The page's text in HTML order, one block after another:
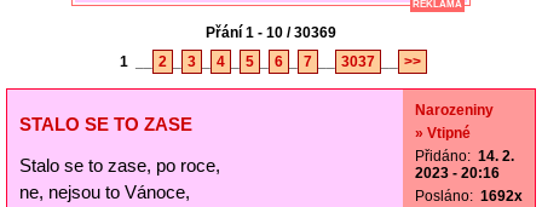
REKLAMA
Přání 1 - 10 / 30369
1
2 3 4 5 6 7 3037 >>
STALO SE TO ZASE
Stalo se to zase, po roce,
ne, nejsou to Vánoce,
Narozeniny
» Vtipné
Přidáno: 14. 2.
2023 - 20:16
Posláno: 1692x